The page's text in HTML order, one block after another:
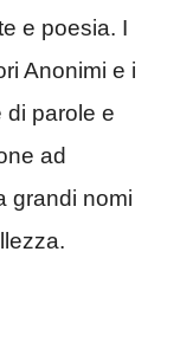
e poesia. I
Anonimi e i
di parole e
ad
grandi nomi